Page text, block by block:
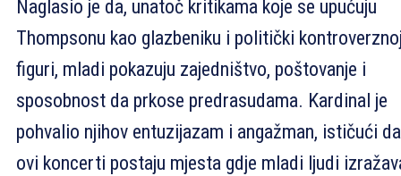
Naglasio je da, unatoč kritikama koje se upućuju
Thompsonu kao glazbeniku i politički
figuri, mladi pokazuju zajedništvo, poštovanje i
sposobnost da prkose predrasudama. Kardinal je
pohvalio njihov entuzijazam i angažman, ističući da
ovi koncerti postaju mjesta gdje mladi ljudi